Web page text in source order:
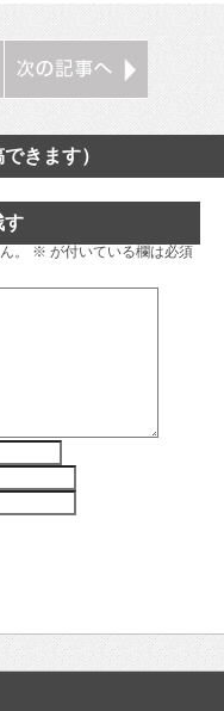
きます）
す
。 ※ が付いている欄は必須